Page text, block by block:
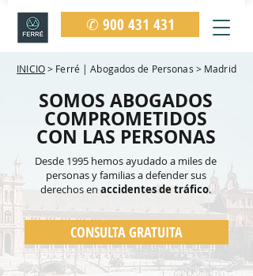
✆ 900 431 431
INICIO> Ferré | Abogados de Personas > Madrid
SOMOS ABOGADOS
COMPROMETIDOS
CON LAS PERSONAS
Desde 1995 hemos ayudado a miles de
personas y familiasa defender sus
derechos enaccidentes de tráfico.
CONSULTA GRATUITA